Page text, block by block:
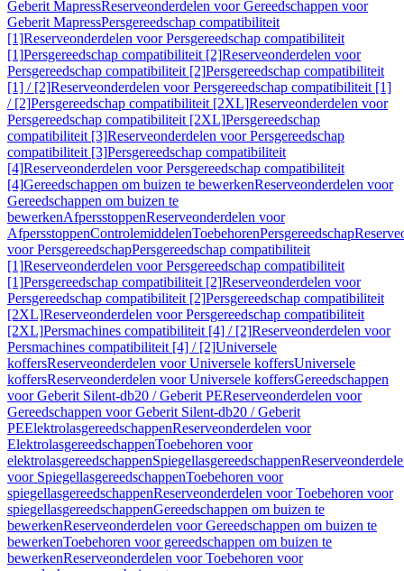
Geberit MapressReserveonderdelen voor Gereedschappen voor
Geberit MapressPersgereedschap compatibiliteit
[1]Reserveonderdelen voor Persgereedschap compatibiliteit
[1]Persgereedschap compatibiliteit [2]Reserveonderdelen voor
Persgereedschap compatibiliteit [2]Persgereedschap compatibiliteit
[1] / [2]Reserveonderdelen voor Persgereedschap compatibiliteit [1]
/ [2]Persgereedschap compatibiliteit [2XL]Reserveonderdelen voor
Persgereedschap compatibiliteit [2XL]Persgereedschap
compatibiliteit [3]Reserveonderdelen voor Persgereedschap
compatibiliteit [3]Persgereedschap compatibiliteit
[4]Reserveonderdelen voor Persgereedschap compatibiliteit
[4]Gereedschappen om buizen te bewerkenReserveonderdelen voor
Gereedschappen om buizen te
bewerkenAfpersstoppenReserveonderdelen voor
AfpersstoppenControlemiddelenToebehorenPersgereedschap
voor PersgereedschapPersgereedschap compatibiliteit
[1]Reserveonderdelen voor Persgereedschap compatibiliteit
[1]Persgereedschap compatibiliteit [2]Reserveonderdelen voor
Persgereedschap compatibiliteit [2]Persgereedschap compatibiliteit
[2XL]Reserveonderdelen voor Persgereedschap compatibiliteit
[2XL]Persmachines compatibiliteit [4] / [2]Reserveonderdelen voor
Persmachines compatibiliteit [4] / [2]Universele
koffersReserveonderdelen voor Universele koffersUniversele
koffersReserveonderdelen voor Universele koffersGereedschappen
voor Geberit Silent-db20 / Geberit PEReserveonderdelen voor
Gereedschappen voor Geberit Silent-db20 / Geberit
PEElektrolasgereedschappenReserveonderdelen voor
ElektrolasgereedschappenToebehoren voor
elektrolasgereedschappenSpiegellasgereedschappen
voor SpiegellasgereedschappenToebehoren voor
spiegellasgereedschappenReserveonderdelen voor Toebehoren voor
spiegellasgereedschappenGereedschappen om buizen te
bewerkenReserveonderdelen voor Gereedschappen om buizen te
bewerkenToebehoren voor gereedschappen om buizen te
bewerkenReserveonderdelen voor Toebehoren voor